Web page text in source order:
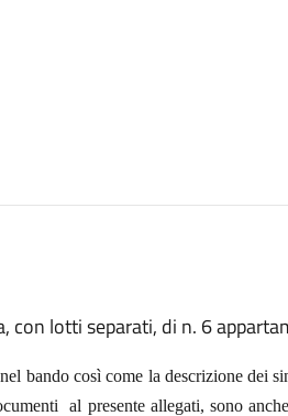
con lotti separati, di n. 6
bando così come la descrizione dei
al presente allegati,sono